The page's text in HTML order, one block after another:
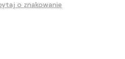
o znakowanie